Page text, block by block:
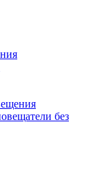
без